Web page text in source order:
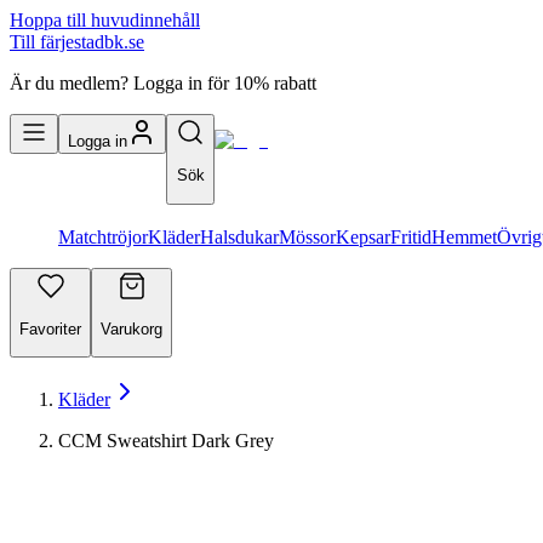
Hoppa till huvudinnehåll
Till färjestadbk.se
Är du medlem? Logga in för 10% rabatt
Logga in
Sök
MatchtröjorKläderHalsdukarMössorKepsarFritidHemmet
Favoriter Varukorg
Kläder
CCM Sweatshirt Dark Grey